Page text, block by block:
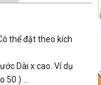
thể đặt theo kích
Dài x cao. Ví dụ
50 ) …